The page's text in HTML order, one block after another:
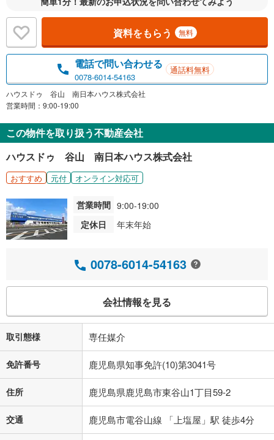
資料をもらう 無料
電話で問い合わせる
0078-6014-54163
通話料無料
ハウスドゥ 谷山 南日本ハウス株式会社
営業時間：9:00-19:00
この物件を取り扱う不動産会社
ハウスドゥ 谷山 南日本ハウス株式会社
おすすめ 元付 オンライン対応可
営業時間 9:00-19:00
定休日
年末年始
0078-6014-54163
会社情報を見る
取引態様 専任媒介
免許番号 鹿児島県知事免許(10)第3041号
住所 鹿児島県鹿児島市東谷山1丁目59-2
交通 鹿児島市電谷山線 「上塩屋」駅 徒歩4分